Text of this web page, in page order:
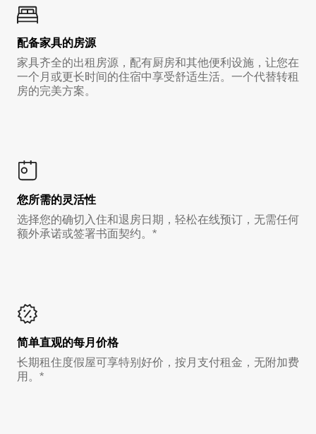
配备家具的房源
家具齐全的出租房源，配有厨房和其他便利设施，让您在
一个月或更长时间的住宿中享受舒适生活。一个代替转租
房的完美方案。
您所需的灵活性
选择您的确切入住和退房日期，轻松在线预订，无需任何
额外承诺或签署书面契约。*
简单直观的每月价格
长期租住度假屋可享特别好价，按月支付租金，无附加费
用。*